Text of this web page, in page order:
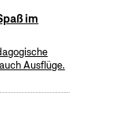
im
Ausflüge.